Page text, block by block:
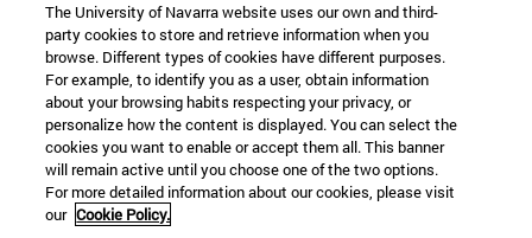
The University of Navarra website uses our own and third-
party cookies to store and retrieve information when you
browse. Different types of cookies have different purposes.
For example, to identify you as a user, obtain information
about your browsing habits respecting your privacy, or
personalize how the content is displayed. You can select the
cookies you want to enable or accept them all. This banner
will remain active until you choose one of the two options.
For more detailed information about our cookies, please visit
our Cookie Policy.